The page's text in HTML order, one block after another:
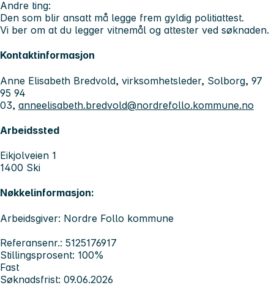
Andre ting:
Den som blir ansatt må legge frem gyldig politiattest.
Vi ber om at du legger vitnemål og attester ved søknaden.
Kontaktinformasjon
Anne Elisabeth Bredvold, virksomhetsleder, Solborg, 97
95 94
03, anneelisabeth.bredvold@nordrefollo.kommune.no
Arbeidssted
Eikjolveien 1
1400 Ski
Nøkkelinformasjon:
Arbeidsgiver: Nordre Follo kommune
Referansenr.: 5125176917
Stillingsprosent: 100%
Fast
Søknadsfrist: 09.06.2026